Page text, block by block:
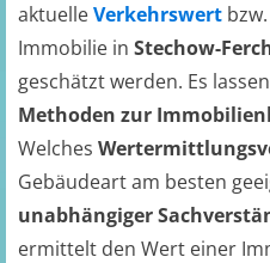
aktuelleVerkehrswert bzw.
Immobilie in Stechow-
geschätzt werden. Es
Methoden zur
Welches
Gebäudeart am besten
unabhängiger
ermittelt den Wert einer